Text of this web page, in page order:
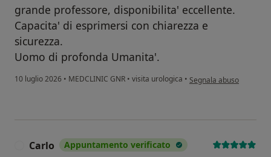
grande professore, disponibilita' eccellente.
Capacita' di esprimersi con chiarezza e
sicurezza.
Uomo di profonda Umanita'.
10 luglio 2026 • MEDCLINIC GNR • visita urologica • secondo l'opinione
Segnala abuso
Carlo Appuntamento verificato